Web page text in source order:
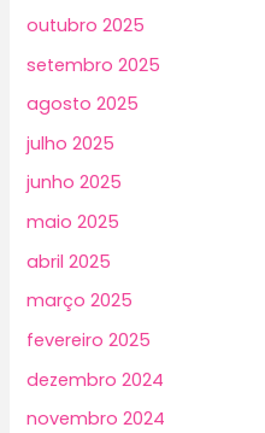
outubro 2025
setembro 2025
agosto 2025
julho 2025
junho 2025
maio 2025
abril 2025
março 2025
fevereiro 2025
dezembro 2024
novembro 2024